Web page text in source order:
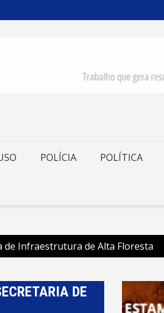
POLÍCIA POLÍTICA
de Infraestrutura de Alta Floresta
DE